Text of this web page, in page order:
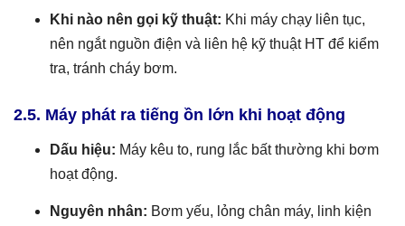
Khi nào nên gọi kỹ thuật: Khi máy chạy liên tục,
nên ngắt nguồn điện và liên hệ kỹ thuật HT để kiểm
tra, tránh cháy bơm.
2.5. Máy phát ra tiếng ồn lớn khi hoạt động
Dấu hiệu: Máy kêu to, rung lắc bất thường khi bơm
hoạt động.
Nguyên nhân: Bơm yếu, lỏng chân máy, linh kiện